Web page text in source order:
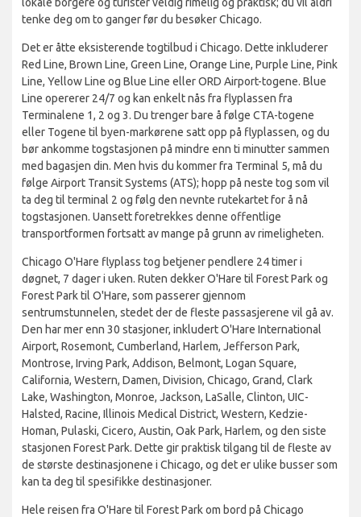
tenke deg om to ganger før du besøker Chicago.
Det er åtte eksisterende togtilbud i Chicago. Dette inkluderer
Red Line, Brown Line, Green Line, Orange Line, Purple Line, Pink
Line, Yellow Line og Blue Line eller ORD Airport-togene. Blue
Line opererer 24/7 og kan enkelt nås fra flyplassen fra
Terminalene 1, 2 og 3. Du trenger bare å følge CTA-togene
eller Togene til byen-markørene satt opp på flyplassen, og du
bør ankomme togstasjonen på mindre enn ti minutter sammen
med bagasjen din. Men hvis du kommer fra Terminal 5, må du
følge Airport Transit Systems (ATS); hopp på neste tog som vil
ta deg til terminal 2 og følg den nevnte rutekartet for å nå
togstasjonen. Uansett foretrekkes denne offentlige
transportformen fortsatt av mange på grunn av rimeligheten.
Chicago O'Hare flyplass tog betjener pendlere 24 timer i
døgnet, 7 dager i uken. Ruten dekker O'Hare til Forest Park og
Forest Park til O'Hare, som passerer gjennom
sentrumstunnelen, stedet der de fleste passasjerene vil gå av.
Den har mer enn 30 stasjoner, inkludert O'Hare International
Airport, Rosemont, Cumberland, Harlem, Jefferson Park,
Montrose, Irving Park, Addison, Belmont, Logan Square,
California, Western, Damen, Division, Chicago, Grand, Clark
Lake, Washington, Monroe, Jackson, LaSalle, Clinton, UIC-
Halsted, Racine, Illinois Medical District, Western, Kedzie-
Homan, Pulaski, Cicero, Austin, Oak Park, Harlem, og den siste
stasjonen Forest Park. Dette gir praktisk tilgang til de fleste av
de største destinasjonene i Chicago, og det er ulike busser som
kan ta deg til spesifikke destinasjoner.
Hele reisen fra O'Hare til Forest Park om bord på Chicago